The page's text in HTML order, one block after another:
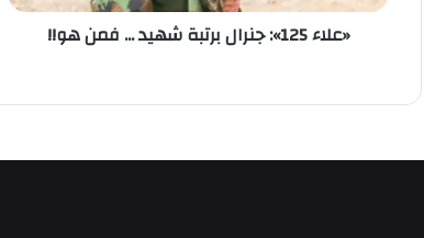
»
ر
«علاء 125»: جنرال برتبة شهيد ... فمن هو!!